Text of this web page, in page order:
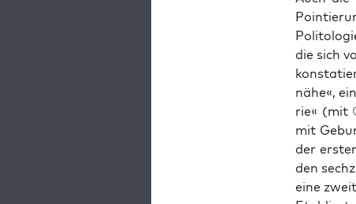
die sich
nähe«,
rie« (mit
mit
der
den
eine